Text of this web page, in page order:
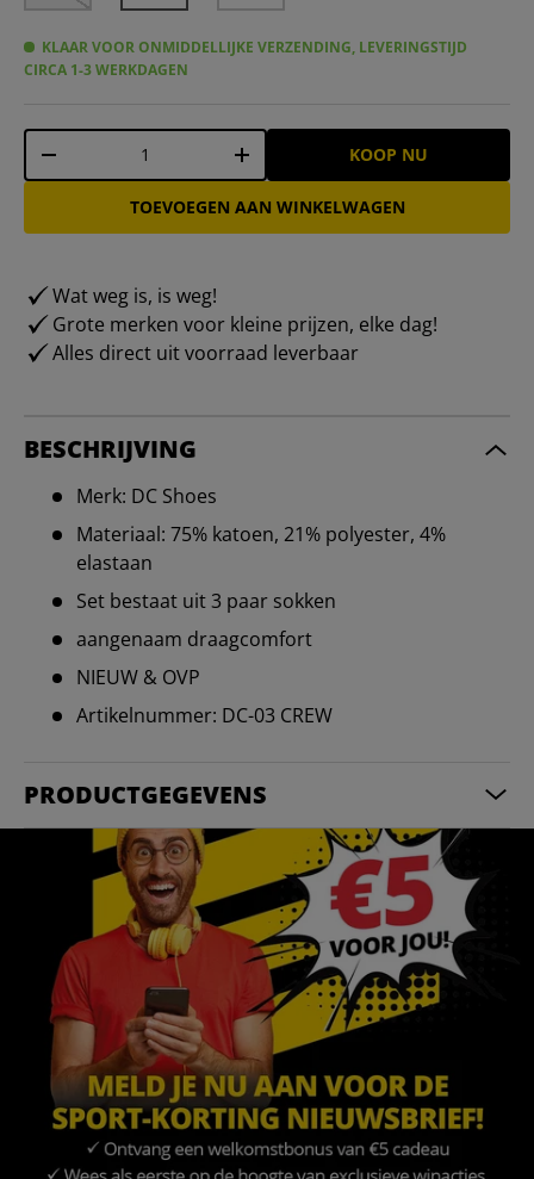
KLAAR VOOR ONMIDDELLIJKE VERZENDING, LEVERINGSTIJD
CIRCA 1-3 WERKDAGEN
Aantal
-
+ KOOP NU
TOEVOEGEN AAN WINKELWAGEN
Wat weg is, is weg!
Grote merken voor kleine prijzen, elke dag!
Alles direct uit voorraad leverbaar
BESCHRIJVING
Merk: DC Shoes
Materiaal: 75% katoen, 21% polyester, 4%
elastaan
Set bestaat uit 3 paar sokken
aangenaam draagcomfort
NIEUW & OVP
Artikelnummer: DC-03 CREW
PRODUCTGEGEVENS